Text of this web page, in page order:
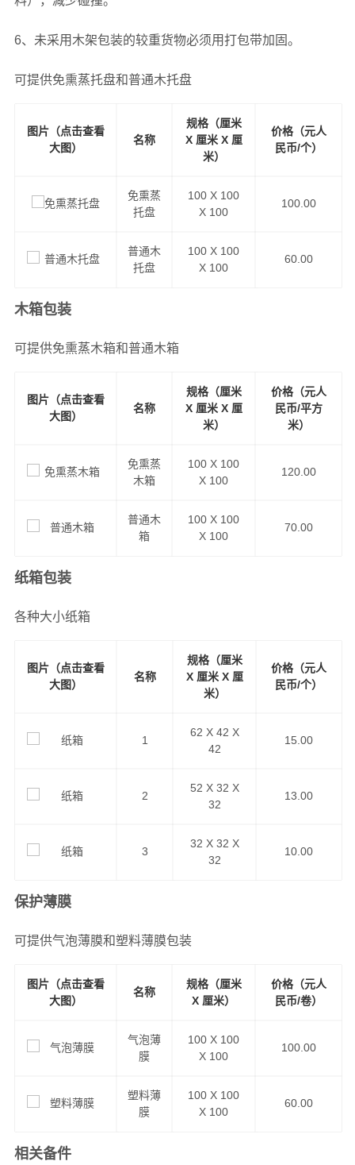
6、未采用木架包装的较重货物必须用打包带加固。
可提供免熏蒸托盘和普通木托盘
图片（点击查看
大图）
名称
规格（厘米
X 厘米 X 厘
米）
价格（元人
民币/个）
免熏蒸
托盘
100 X 100
X 100
100.00
普通木
托盘
100 X 100
X 100
60.00
木箱包装
可提供免熏蒸木箱和普通木箱
图片（点击查看
大图）
名称
规格（厘米
X 厘米 X 厘
米）
价格（元人
民币/平方
米）
免熏蒸
木箱
100 X 100
X 100
120.00
普通木
箱
100 X 100
X 100
70.00
纸箱包装
各种大小纸箱
图片（点击查看
大图）
名称
规格（厘米
X 厘米 X 厘
米）
价格（元人
民币/个）
1
62 X 42 X
42
15.00
2
52 X 32 X
32
13.00
3
32 X 32 X
32
10.00
保护薄膜
可提供气泡薄膜和塑料薄膜包装
图片（点击查看
大图）
名称
规格（厘米
X 厘米）
价格（元人
民币/卷）
气泡薄
膜
100 X 100
X 100
100.00
塑料薄
膜
100 X 100
X 100
60.00
相关备件